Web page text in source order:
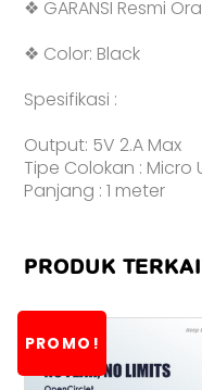
❖ GARANSI Resmi
❖ Color: Black
Spesifikasi :
Output: 5V 2.A Max
Tipe Colokan : Micro
Panjang : 1 meter
PRODUK
PROMO!